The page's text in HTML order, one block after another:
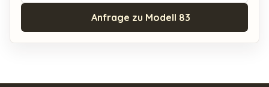
Anfrage zu Modell 83